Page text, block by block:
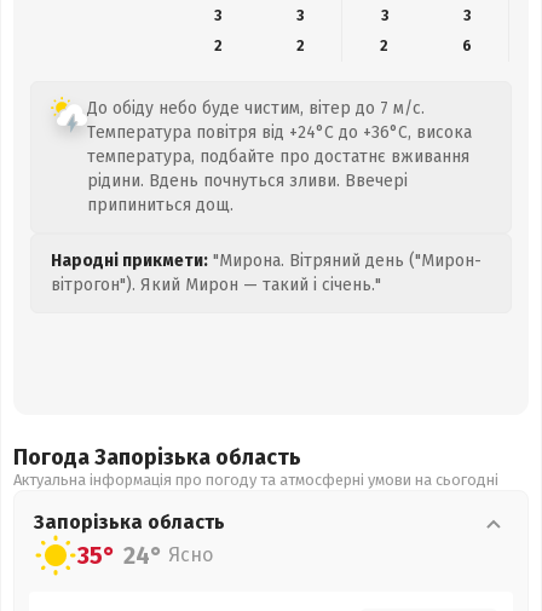
3
3 3
3
2
2 2 6
До обіду небо буде чистим, вітер до 7 м/с.
Температура повітря від +24°C до +36°C, висока
температура, подбайте про достатнє вживання
рідини. Вдень почнуться зливи. Ввечері
припиниться дощ.
Народні прикмети: "Мирона. Вітряний день ("Мирон-
вітрогон"). Який Мирон — такий і січень."
Погода Запорізька область
Актуальна інформація про погоду та атмосферні умови на сьогодні
Запорізька область
35° 24° Ясно